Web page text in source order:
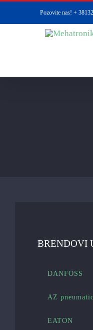
to
Pozovite nas! +
BRENDOVI
DANFOSS
AZ
EATON